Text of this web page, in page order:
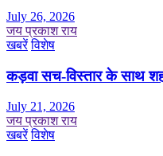
July 26, 2026
जय प्रकाश राय
खबरें विशेष
कड़वा सच-विस्तार के साथ
July 21, 2026
जय प्रकाश राय
खबरें विशेष